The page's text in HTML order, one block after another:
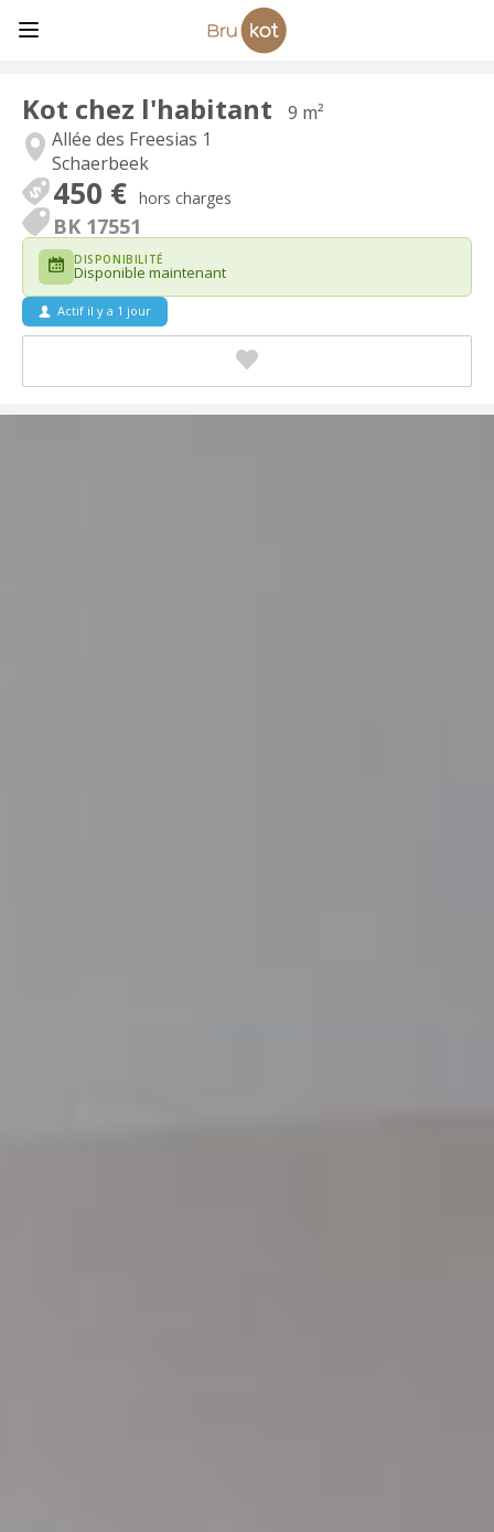
Kot chez l'habitant
9 m²
Allée des Freesias 1
Schaerbeek
450 € hors charges
BK 17551
DISPONIBILITÉ
Disponible maintenant
Actif il y a 1 jour